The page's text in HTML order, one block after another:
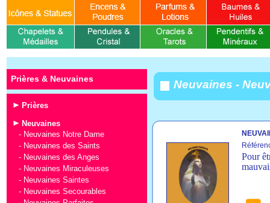
Prières & Neuvaines
Prières
Neuvaines
- Neuvaines Notre Dame
- Neuvaines des Saints
- Neuvaines des Anges
- Neuvaines Miraculeuses
- Neuvaines Saintes
- Neuvaines Secourables
Neuvaines -
Pour